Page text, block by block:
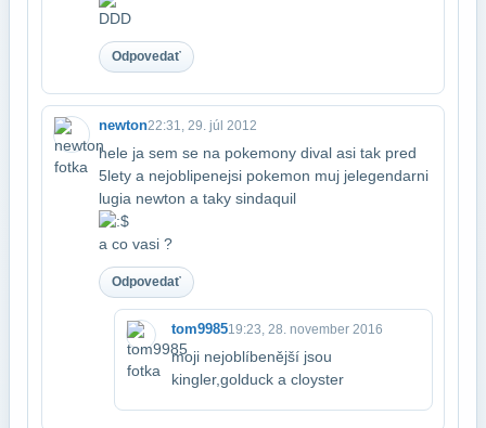
DDD
Odpovedať
newton22:31, 29. júl 2012
hele ja sem se na pokemony dival asi tak pred
5lety a nejoblipenejsi pokemon muj je​legendarni
lugia newton a taky sindaquil
​a co vasi ?
Odpovedať
tom998519:23, 28. november 2016
moji nejoblíbenější jsou
kingler,golduck a cloyster